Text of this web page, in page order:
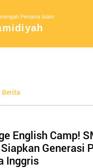
Pertama Islam
Berita
English Camp!
Generasi
Inggris